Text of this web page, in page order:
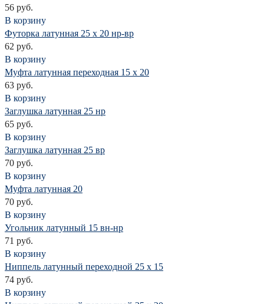
56 руб.
В корзину
Футорка латунная 25 х 20 нр-вр
62 руб.
В корзину
Муфта латунная переходная 15 х 20
63 руб.
В корзину
Заглушка латунная 25 нр
65 руб.
В корзину
Заглушка латунная 25 вр
70 руб.
В корзину
Муфта латунная 20
70 руб.
В корзину
Угольник латунный 15 вн-нр
71 руб.
В корзину
Ниппель латунный переходной 25 х 15
74 руб.
В корзину